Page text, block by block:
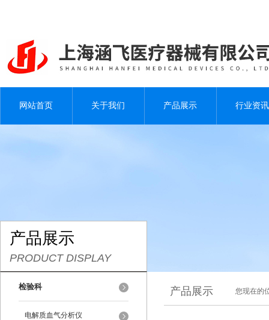
网站首页 关于我们 产品展示 行业资讯
产品展示
PRODUCT DISPLAY
检验科
电解质血气分析仪
产品展示 您现在的